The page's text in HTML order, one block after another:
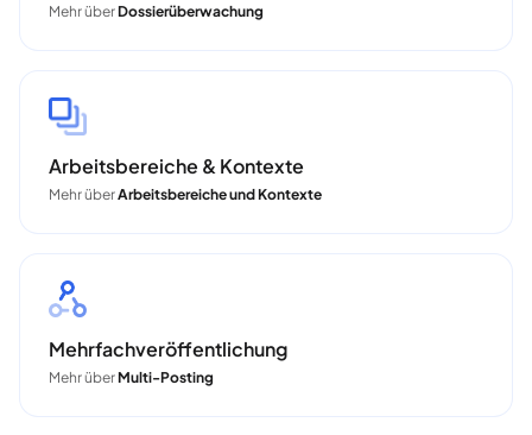
Mehr überDossierüberwachung
Arbeitsbereiche & Kontexte
Mehr überArbeitsbereiche und Kontexte
Mehrfachveröffentlichung
Mehr überMulti-Posting